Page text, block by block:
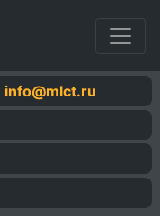
info@mlct.ru